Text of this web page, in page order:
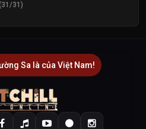
31)
Sa là của Việt Nam!